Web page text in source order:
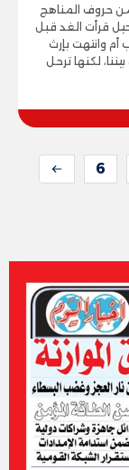
حروف المناهج
قرأت الغد قبل
وانتهت بإرث
لكنها ترحل
6